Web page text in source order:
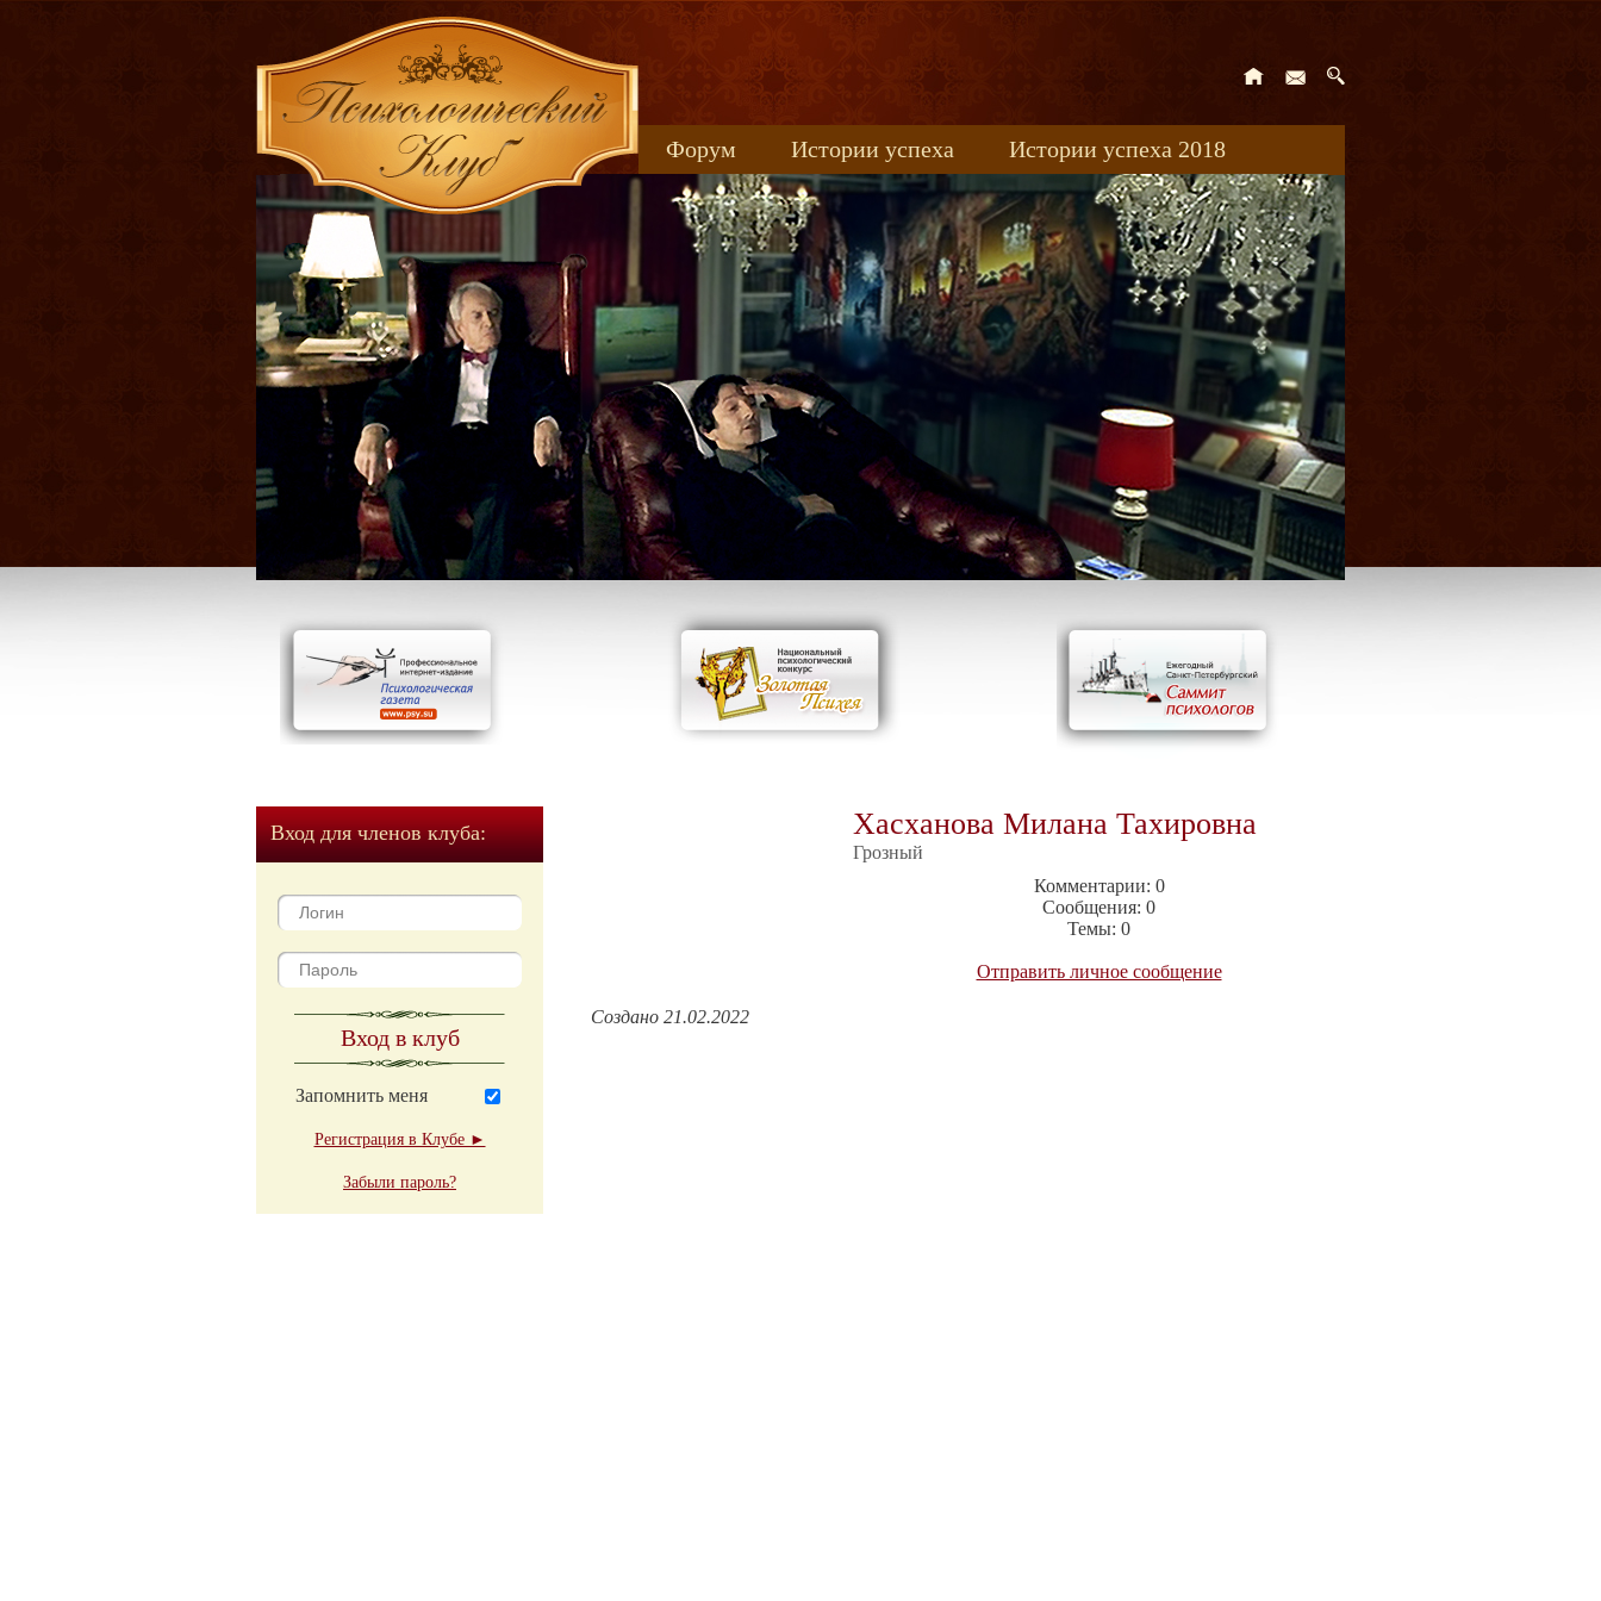
Форум Истории успеха
Истории успеха 2018
Книжные новинки
uspeh_2017
Вход для членов клуба:
Вход в клуб
Запомнить меня
Регистрация в Клубе ►
Забыли пароль?
Хасханова Милана Тахировна
Грозный
Комментарии: 0
Сообщения: 0
Темы: 0
Отправить личное сообщение
Создано 21.02.2022